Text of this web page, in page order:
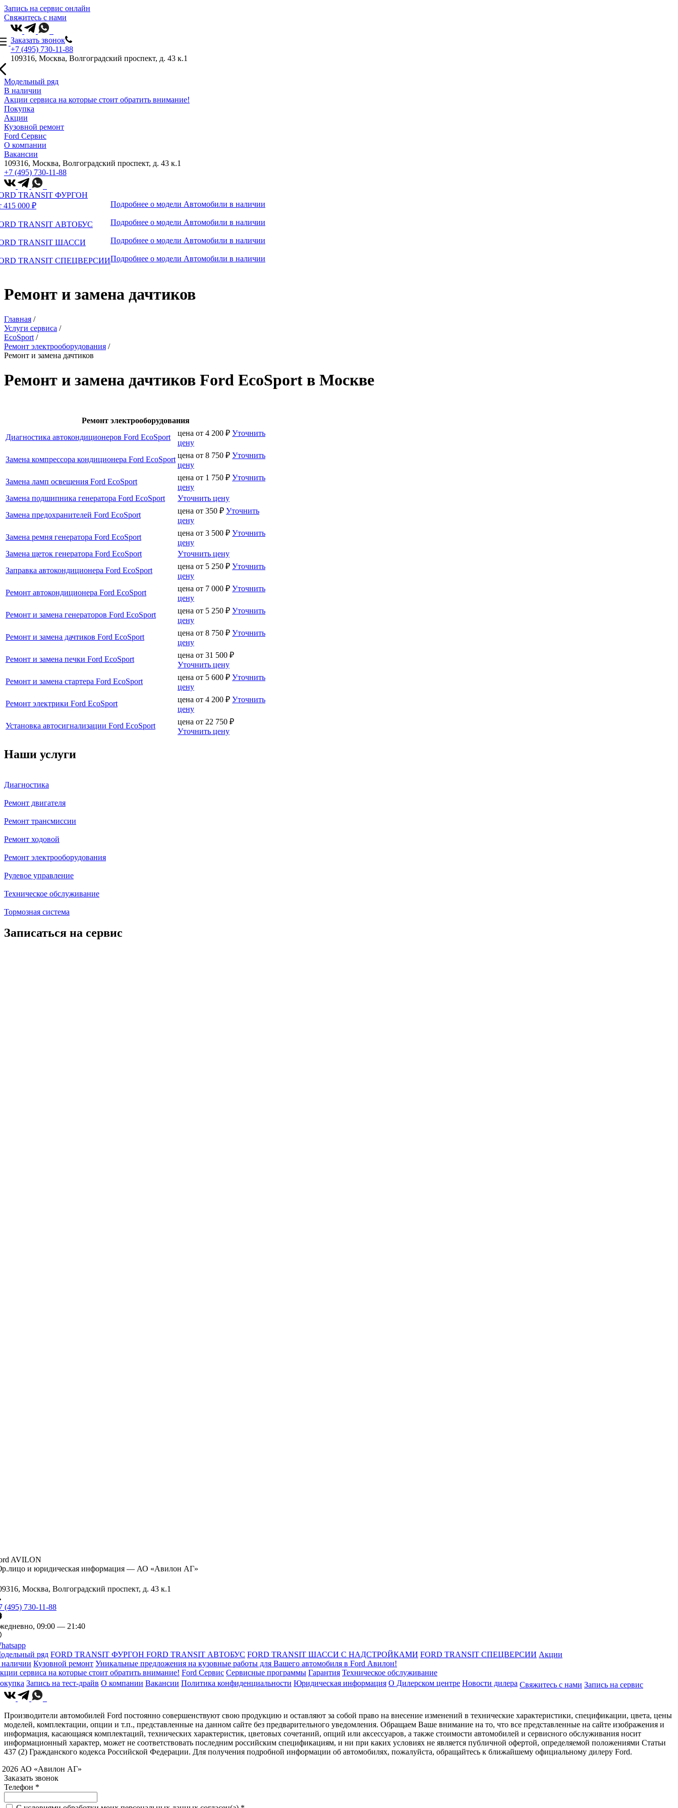
Запись на сервис онлайн
Свяжитесь с нами
Заказать звонок
+7 (495) 730-11-88
109316, Москва, Волгоградский проспект, д. 43 к.1
Модельный ряд
В наличии
Акции сервиса на которые стоит обратить внимание!
Покупка
Акции
Кузовной ремонт
Ford Сервис
О компании
Вакансии
109316, Москва, Волгоградский проспект, д. 43 к.1
+7 (495) 730-11-88
TRANSIT ФУРГОН
415 000 ₽
TRANSIT АВТОБУС
TRANSIT ШАССИ
TRANSIT СПЕЦВЕРСИИ
Подробнее о модели Автомобили в наличии
Подробнее о модели Автомобили в наличии
Подробнее о модели Автомобили в наличии
Подробнее о модели Автомобили в наличии
Ремонт и замена дачтиков
Главная /
Услуги сервиса /
EcoSport /
Ремонт электрооборудования /
Ремонт и замена дачтиков
Ремонт и замена дачтиков Ford EcoSport в Москве
Ремонт электрооборудования
Диагностика автокондиционеров Ford EcoSport
цена от 4 200 ₽ Уточнить
цену
Замена компрессора кондиционера Ford EcoSport цена от 8 750 ₽ Уточнить
цену
Замена ламп освещения Ford EcoSport
цена от 1 750 ₽ Уточнить
цену
Замена подшипника генератора Ford EcoSport
Уточнить цену
Замена предохранителей Ford EcoSport
цена от 350 ₽ Уточнить
цену
Замена ремня генератора Ford EcoSport
цена от 3 500 ₽ Уточнить
цену
Замена щеток генератора Ford EcoSport
Уточнить цену
Заправка автокондиционера Ford EcoSport
цена от 5 250 ₽ Уточнить
цену
Ремонт автокондиционера Ford EcoSport
цена от 7 000 ₽ Уточнить
цену
Ремонт и замена генераторов Ford EcoSport
цена от 5 250 ₽ Уточнить
цену
Ремонт и замена дачтиков Ford EcoSport
цена от 8 750 ₽ Уточнить
цену
Ремонт и замена печки Ford EcoSport
цена от 31 500 ₽
Уточнить цену
Ремонт и замена стартера Ford EcoSport
цена от 5 600 ₽ Уточнить
цену
Ремонт электрики Ford EcoSport
цена от 4 200 ₽ Уточнить
цену
Установка автосигнализации Ford EcoSport
цена от 22 750 ₽
Уточнить цену
Наши услуги
Диагностика
Ремонт двигателя
Ремонт трансмиссии
Ремонт ходовой
Ремонт электрооборудования
Рулевое управление
Техническое обслуживание
Тормозная система
Записаться на сервис
AVILON
и юридическая информация — АО «Авилон АГ»
Москва, Волгоградский проспект, д. 43 к.1
(495) 730-11-88
09:00 — 21:40
ряд FORD TRANSIT ФУРГОН FORD TRANSIT АВТОБУС FORD TRANSIT ШАССИ С НАДСТРОЙКАМИ FORD TRANSIT СПЕЦВЕРСИИ Акции
Кузовной ремонт Уникальные предложения на кузовные работы для Вашего автомобиля в Ford Авилон!
сервиса на которые стоит обратить внимание! Ford Сервис Сервисные программы Гарантия Техническое обслуживание
Запись на тест-драйв О компании Вакансии Политика конфиденциальности Юридическая информация О Дилерском центре Новости дилера Свяжитесь с нами Запись на сервис
Производители автомобилей Ford постоянно совершенствуют свою продукцию и оставляют за собой право на внесение изменений в технические характеристики, спецификации, цвета, цены
моделей, комплектации, опции и т.п., представленные на данном сайте без предварительного уведомления. Обращаем Ваше внимание на то, что все представленные на сайте изображения и
информация, касающаяся комплектаций, технических характеристик, цветовых сочетаний, опций или аксессуаров, а также стоимости автомобилей и сервисного обслуживания носит
информационный характер, может не соответствовать последним российским спецификациям, и ни при каких условиях не является публичной офертой, определяемой положениями Статьи
437 (2) Гражданского кодекса Российской Федерации. Для получения подробной информации об автомобилях, пожалуйста, обращайтесь к ближайшему официальному дилеру Ford.
АО «Авилон АГ»
Заказать звонок
Телефон *